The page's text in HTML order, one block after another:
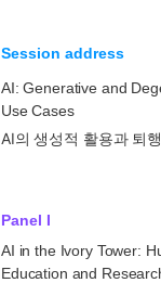
Session address
AI: Generative and
Use Cases
AI의 생성적 활용과 퇴
Panel I
AI in the Ivory Tower:
Education and